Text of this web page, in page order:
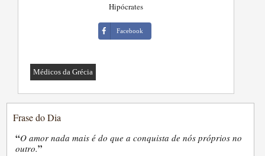
Hipócrates
Facebook
Médicos da Grécia
Frase do Dia
“O amor nada mais é do que a conquista de nós próprios no
outro.”